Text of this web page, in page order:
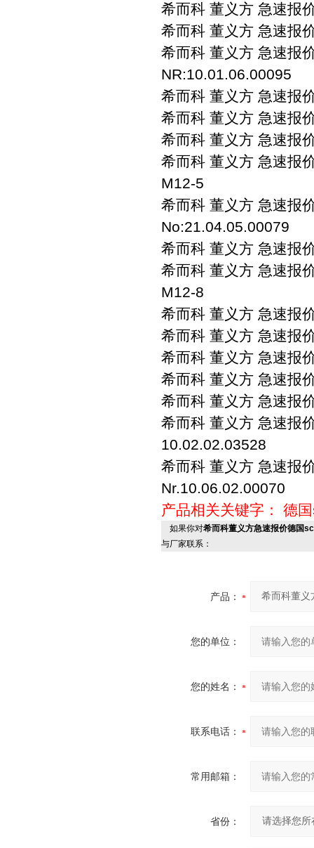
希而科 董义方 急速
希而科 董义方 急速
希而科 董义方 急速
NR:10.01.06.00095
希而科 董义方 急速
希而科 董义方 急速
希而科 董义方 急速
希而科 董义方 急速
M12-5
希而科 董义方 急速
No:21.04.05.00079
希而科 董义方 急速
希而科 董义方 急速
M12-8
希而科 董义方 急速
希而科 董义方 急速
希而科 董义方 急速
希而科 董义方 急速
希而科 董义方 急速
希而科 董义方 急速
10.02.02.03528
希而科 董义方 急速
Nr.10.06.02.00070
产品相关关键字： 德
如果你对希而科董义方急速报价德国
与厂家联系：
产品：
您的单位：
您的姓名：
联系电话：
常用邮箱：
省份：